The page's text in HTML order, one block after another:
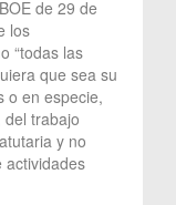
de 29 de
los
“todas las
que sea su
o en especie,
trabajo
y no
actividades